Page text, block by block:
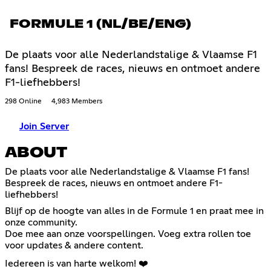
FORMULE 1 (NL/BE/ENG)
De plaats voor alle Nederlandstalige & Vlaamse F1
fans! Bespreek de races, nieuws en ontmoet andere
F1-liefhebbers!
298 Online 4,983 Members
Join Server
ABOUT
De plaats voor alle Nederlandstalige & Vlaamse F1 fans!
Bespreek de races, nieuws en ontmoet andere F1-
liefhebbers!
Blijf op de hoogte van alles in de Formule 1 en praat mee in
onze community.
Doe mee aan onze voorspellingen. Voeg extra rollen toe
voor updates & andere content.
Iedereen is van harte welkom! ❤️